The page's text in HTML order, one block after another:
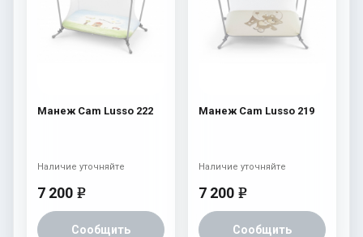
Манеж Cam Lusso 222
7 200 e
Сообщить
Наличие уточняйте
Манеж Cam Lusso 219
7 200 e
Сообщить
Наличие уточняйте